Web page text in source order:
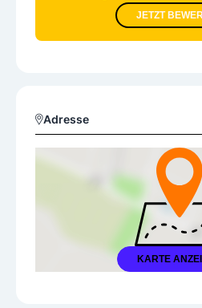
JETZT
Adresse
KARTE